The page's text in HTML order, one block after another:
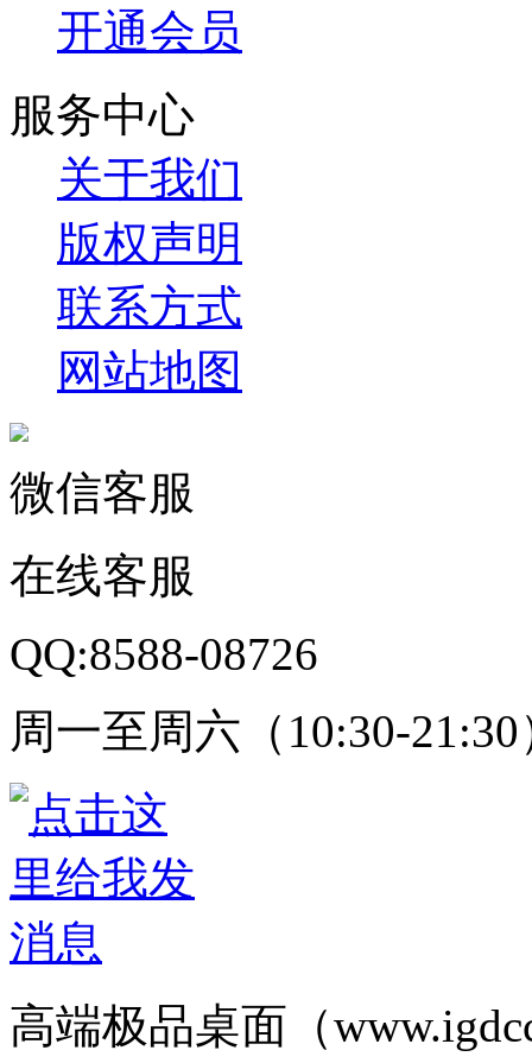
开通会员
服务中心
关于我们
版权声明
联系方式
网站地图
微信客服
在线客服
QQ:8588-08726
周一至周六（10:30-21:30
高端极品桌面（